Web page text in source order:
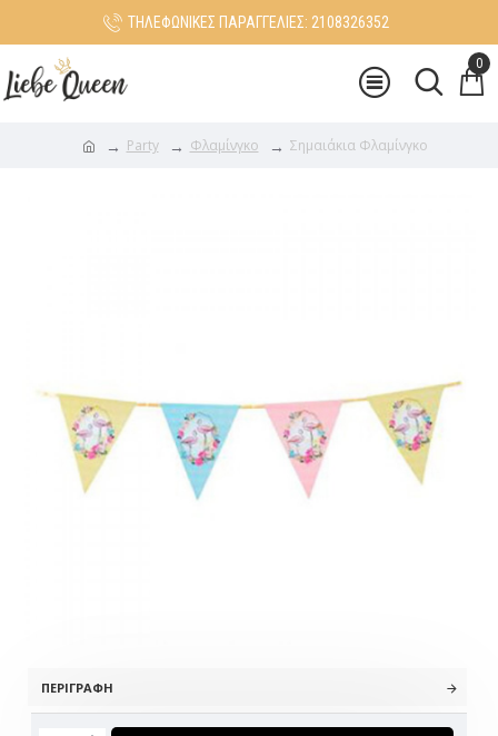
ΤΗΛΕΦΩΝΙΚΕΣ ΠΑΡΑΓΓΕΛΙΕΣ: 2108326352
0
Party Φλαμίνγκο Σημαιάκια Φλαμίνγκο
ΠΕΡΙΓΡΑΦΉ